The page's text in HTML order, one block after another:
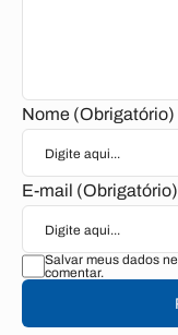
Nome (Obrigatório)
E-mail (Obrigatório)
Salvar meus dados
comentar.